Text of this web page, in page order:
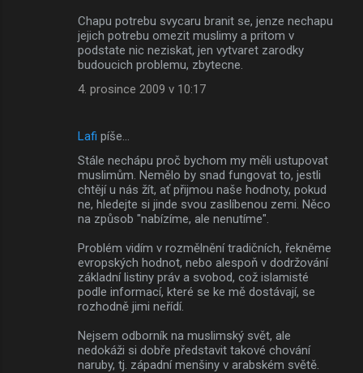
Chapu potrebu svycaru branit se, jenze nechapu
jejich potrebu omezit muslimy a pritom v
podstate nic neziskat, jen vytvaret zarodky
budoucich problemu, zbytecne.
4. prosince 2009 v 10:17
Lafi píše…
Stále nechápu proč bychom my měli ustupovat
muslimům. Nemělo by snad fungovat to, jestli
chtějí u nás žít, ať přijmou naše hodnoty, pokud
ne, hledejte si jinde svou zaslíbenou zemi. Něco
na způsob "nabízíme, ale nenutíme".
Problém vidím v rozmělnění tradičních, řekněme
evropských hodnot, nebo alespoň v dodržování
základní listiny práv a svobod, což islamisté
podle informací, které se ke mě dostávají, se
rozhodně jimi neřídí.
Nejsem odborník na muslimský svět, ale
nedokáži si dobře představit takové chování
naruby, tj. západní menšiny v arabském světě.